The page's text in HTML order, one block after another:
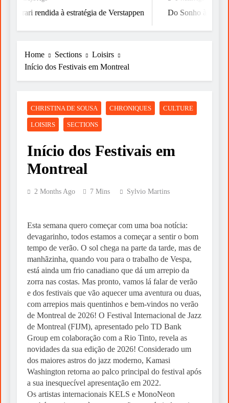
Ferrari rendida à estratégia de Verstappen Do Sonho à Vitória
Home Sections
Loisirs
Início dos Festivais em Montreal
CHRISTINA DE SOUSA CHRONIQUES CULTURE
LOISIRS SECTIONS
Início dos Festivais em
Montreal
2 Months Ago 7 Mins Sylvio Martins
Esta semana quero começar com uma boa notícia:
devagarinho, todos estamos a começar a sentir o bom
tempo de verão. O sol chega na parte da tarde, mas de
manhãzinha, quando vou para o trabalho de Vespa,
está ainda um frio canadiano que dá um arrepio da
zorra nas costas. Mas pronto, vamos lá falar de verão
e dos festivais que vão aquecer uma aventura ou duas,
com arrepios mais quentinhos e bem-vindos no verão
de Montreal de 2026! O Festival Internacional de Jazz
de Montreal (FIJM), apresentado pelo TD Bank
Group em colaboração com a Rio Tinto, revela as
novidades da sua edição de 2026! Considerado um
dos maiores astros do jazz moderno, Kamasi
Washington retorna ao palco principal do festival após
a sua inesquecível apresentação em 2022.
Os artistas internacionais KELS e MonoNeon